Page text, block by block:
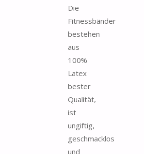
Die
Fitnessbänder
bestehen
aus
100%
Latex
bester
Qualität,
ist
ungiftig,
geschmacklos
und